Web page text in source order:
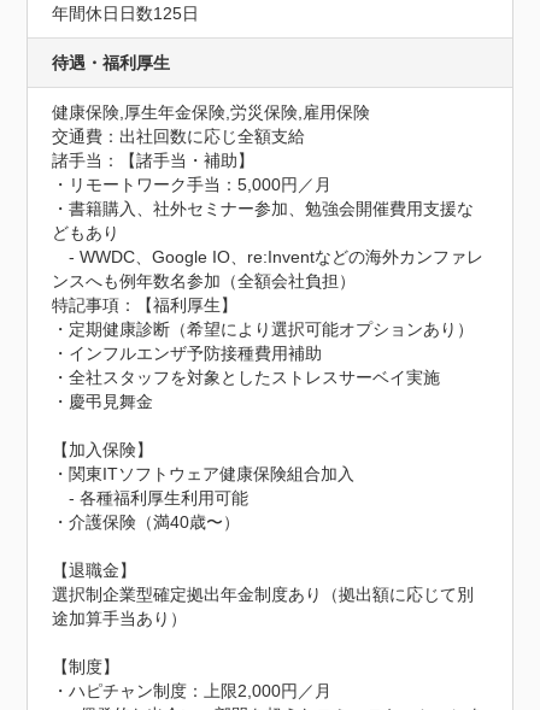
年間休日日数125日
待遇・福利厚生
健康保険,厚生年金保険,労災保険,雇用保険
交通費：出社回数に応じ全額支給
諸手当：【諸手当・補助】
・リモートワーク手当：5,000円／月
・書籍購入、社外セミナー参加、勉強会開催費用支援な
どもあり
- WWDC、Google IO、re:Inventなどの海外カンファレ
ンスへも例年数名参加（全額会社負担）
特記事項：【福利厚生】
・定期健康診断（希望により選択可能オプションあり）
・インフルエンザ予防接種費用補助
・全社スタッフを対象としたストレスサーベイ実施
・慶弔見舞金
【加入保険】
・関東ITソフトウェア健康保険組合加入
- 各種福利厚生利用可能
・介護保険（満40歳〜）
【退職金】
選択制企業型確定拠出年金制度あり（拠出額に応じて別
途加算手当あり）
【制度】
・ハピチャン制度：上限2,000円／月